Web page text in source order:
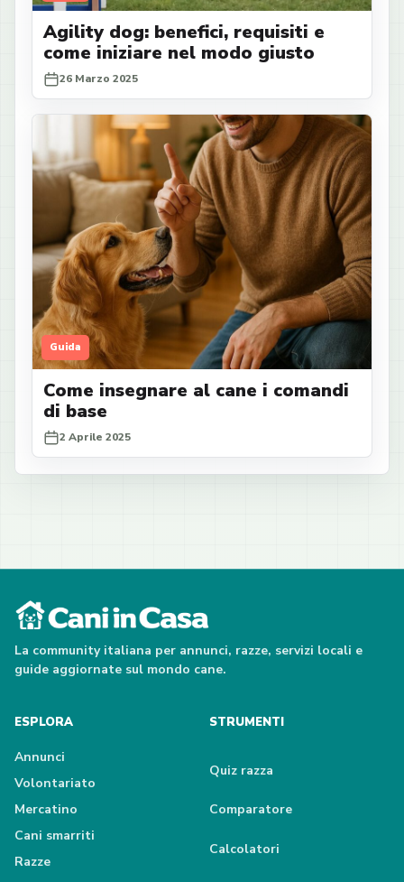
Agility dog: benefici, requisiti e
come iniziare nel modo giusto
26 Marzo 2025
Guida
Come insegnare al cane i comandi
di base
2 Aprile 2025
La community italiana per annunci, razze, servizi locali e
guide aggiornate sul mondo cane.
ESPLORA
Annunci
Volontariato
Mercatino
Cani smarriti
Razze
STRUMENTI
Quiz razza
Comparatore
Calcolatori